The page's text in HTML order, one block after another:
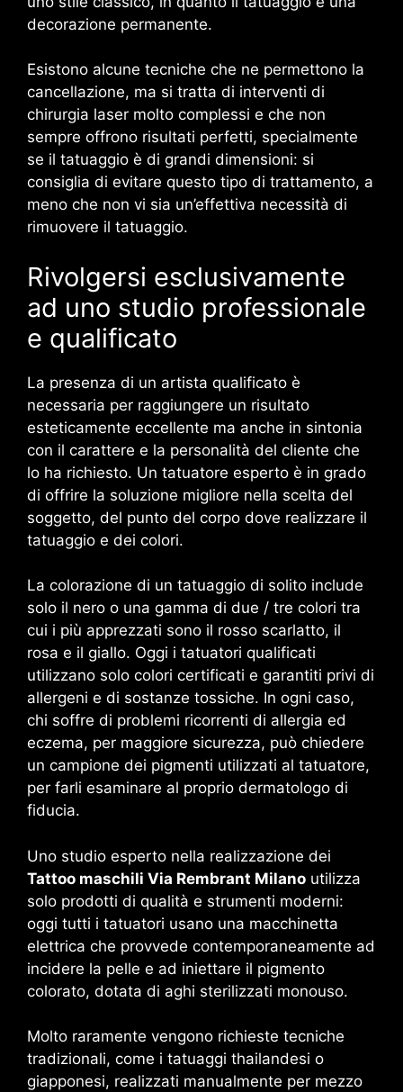
decorazione permanente.
Esistono alcune tecniche che ne permettono la
cancellazione, ma si tratta di interventi di
chirurgia laser molto complessi e che non
sempre offrono risultati perfetti, specialmente
se il tatuaggio è di grandi dimensioni: si
consiglia di evitare questo tipo di trattamento, a
meno che non vi sia un’effettiva necessità di
rimuovere il tatuaggio.
Rivolgersi esclusivamente
ad uno studio professionale
e qualificato
La presenza di un artista qualificato è
necessaria per raggiungere un risultato
esteticamente eccellente ma anche in sintonia
con il carattere e la personalità del cliente che
lo ha richiesto. Un tatuatore esperto è in grado
di offrire la soluzione migliore nella scelta del
soggetto, del punto del corpo dove realizzare il
tatuaggio e dei colori.
La colorazione di un tatuaggio di solito include
solo il nero o una gamma di due / tre colori tra
cui i più apprezzati sono il rosso scarlatto, il
rosa e il giallo. Oggi i tatuatori qualificati
utilizzano solo colori certificati e garantiti privi di
allergeni e di sostanze tossiche. In ogni caso,
chi soffre di problemi ricorrenti di allergia ed
eczema, per maggiore sicurezza, può chiedere
un campione dei pigmenti utilizzati al tatuatore,
per farli esaminare al proprio dermatologo di
fiducia.
Uno studio esperto nella realizzazione dei
Tattoo maschili Via Rembrant Milano utilizza
solo prodotti di qualità e strumenti moderni:
oggi tutti i tatuatori usano una macchinetta
elettrica che provvede contemporaneamente ad
incidere la pelle e ad iniettare il pigmento
colorato, dotata di aghi sterilizzati monouso.
Molto raramente vengono richieste tecniche
tradizionali, come i tatuaggi thailandesi o
giapponesi, realizzati manualmente per mezzo